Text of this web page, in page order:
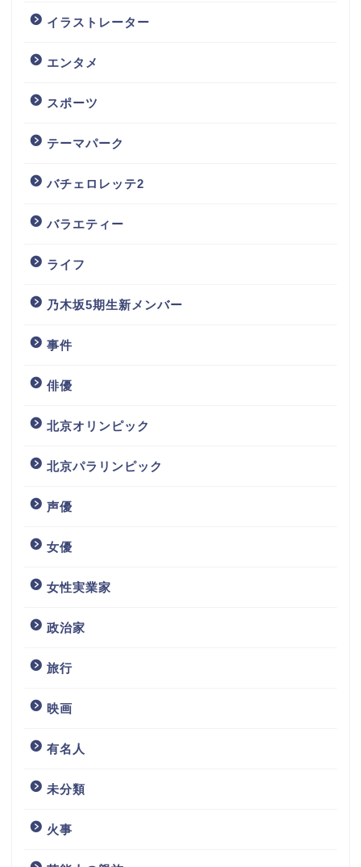
イラストレーター
エンタメ
スポーツ
テーマパーク
バチェロレッテ2
バラエティー
ライフ
乃木坂5期生新メンバー
事件
俳優
北京オリンピック
北京パラリンピック
声優
女優
女性実業家
政治家
旅行
映画
有名人
未分類
火事